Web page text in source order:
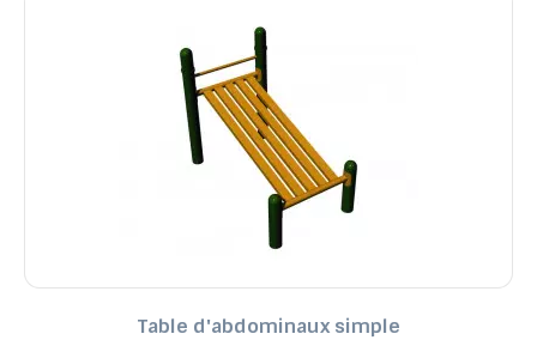
Table d'abdominaux simple